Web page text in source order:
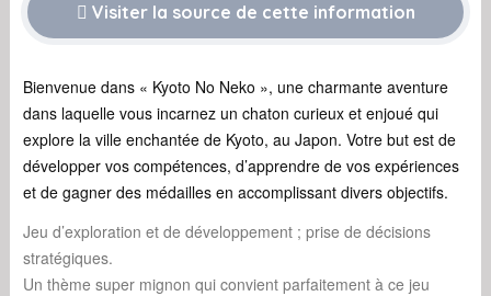
Visiter la source de cette information
Bienvenue dans « Kyoto No Neko », une charmante aventure
dans laquelle vous incarnez un chaton curieux et enjoué qui
explore la ville enchantée de Kyoto, au Japon. Votre but est de
développer vos compétences, d’apprendre de vos expériences
et de gagner des médailles en accomplissant divers objectifs.
Jeu d’exploration et de développement ; prise de décisions
stratégiques.
Un thème super mignon qui convient parfaitement à ce jeu